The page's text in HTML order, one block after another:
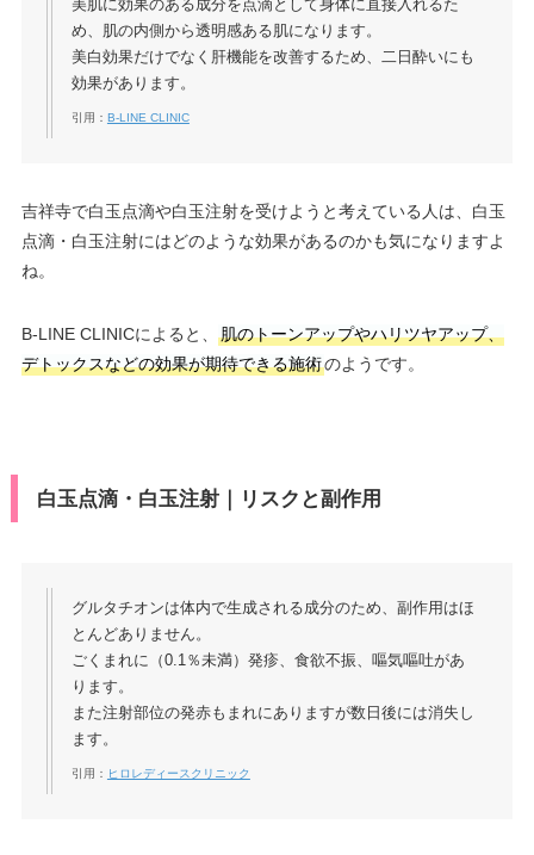
美肌に効果のある成分を点滴として身体に直接入れるた
め、肌の内側から透明感ある肌になります。
美白効果だけでなく肝機能を改善するため、二日酔いにも
効果があります。
引用： B-LINE CLINIC
吉祥寺で白玉点滴や白玉注射を受けようと考えている人は、白玉
点滴・白玉注射にはどのような効果があるのかも気になりますよ
ね。
B-LINE CLINICによると、
肌のトーンアップやハリツヤアップ、
デトックスなどの効果が期待できる施術のようです。
白玉点滴・白玉注射｜リスクと副作用
グルタチオンは体内で生成される成分のため、副作用はほ
とんどありません。
ごくまれに（0.1％未満）発疹、食欲不振、嘔気嘔吐があ
ります。
また注射部位の発赤もまれにありますが数日後には消失し
ます。
引用： ヒロレディースクリニック